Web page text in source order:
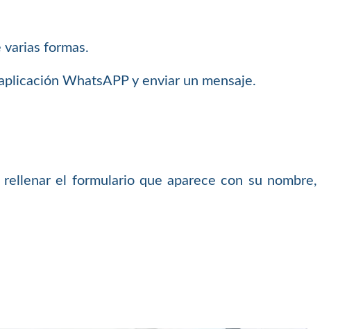
formas.
WhatsAPP y enviar un mensaje.
el formulario que aparece con su nombre,